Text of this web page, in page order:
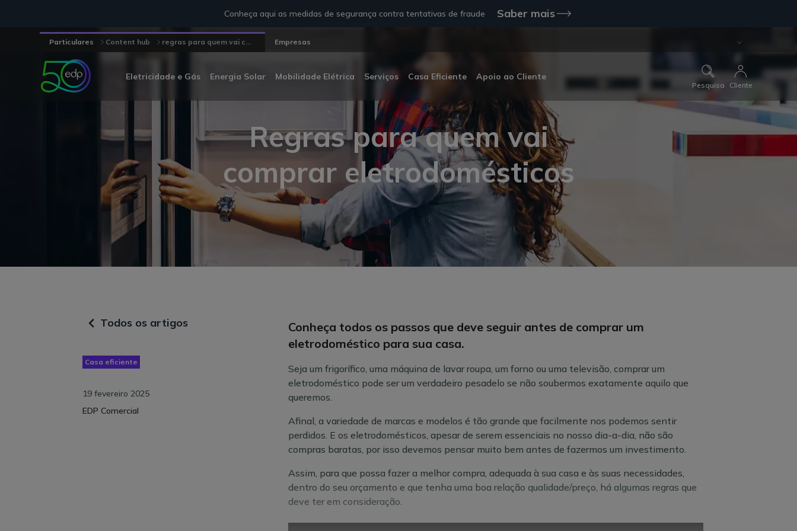
Conheça aqui as medidas de segurança contra tentativas de fraude Saber mais
Particulares Content hub regras para quem vai c... Empresas
Eletricidade e Gás Energia Solar Mobilidade Elétrica Serviços Casa Eficiente Apoio ao Cliente
Pesquisa Cliente
Regras para quem vai
comprar eletrodomésticos
Todos os artigos
Casa eficiente
19 fevereiro 2025
EDP Comercial
Conheça todos os passos que deve seguir antes de comprar um
eletrodoméstico para sua casa.
Seja um frigorífico, uma máquina de lavar roupa, um forno ou uma televisão, comprar um
eletrodoméstico pode ser um verdadeiro pesadelo se não soubermos exatamente aquilo que
queremos.
Afinal, a variedade de marcas e modelos é tão grande que facilmente nos podemos sentir
perdidos. E os eletrodomésticos, apesar de serem essenciais no nosso dia-a-dia, não são
compras baratas, por isso devemos pensar muito bem antes de fazermos um investimento.
Assim, para que possa fazer a melhor compra, adequada à sua casa e às suas necessidades,
dentro do seu orçamento e que tenha uma boa relação qualidade/preço, há algumas regras que
deve ter em consideração.